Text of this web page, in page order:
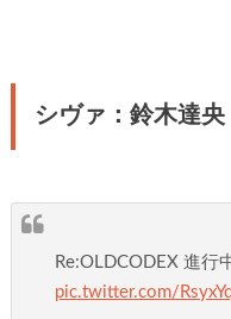
シヴァ：鈴木達央
Re:OLDCODEX 進行
pic.twitter.com/